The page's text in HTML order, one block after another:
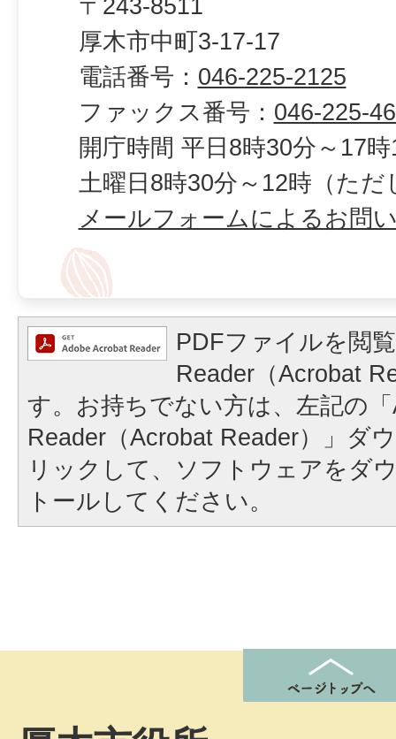
〒243-8511
厚木市中町3-17-17
電話番号： 046-225-2125
ファックス番号： 046-225-
開庁時間 平日8時30分～17
土曜日8時30分～12時（た
メールフォームによるお問
PDFファイルを閲
Reader（Acrobat
す。お持ちでない方は、左記の
Reader（Acrobat Reader）」ダ
リックして、ソフトウェアをダ
トールしてください。